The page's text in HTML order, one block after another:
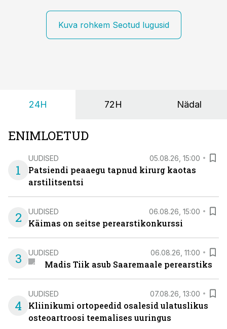
rasedusaegse ja vastsündinute sõeluuringu võrdlust,
kirjutab naistearst dr Marek Šois, kes on
spetsialiseerunud lootemeditsiinile.
Kuva rohkem Seotud lugusid
24H 72H Nädal
ENIMLOETUD
1
UUDISED 05.08.26, 15:00
Patsiendi peaaegu tapnud kirurg kaotas
arstilitsentsi
2 UUDISED 06.08.26, 15:00
Käimas on seitse perearstikonkurssi
3 UUDISED 06.08.26, 11:00
Madis Tiik asub Saaremaale perearstiks
4
UUDISED 07.08.26, 13:00
Kliinikumi ortopeedid osalesid ulatuslikus
osteoartroosi teemalises uuringus